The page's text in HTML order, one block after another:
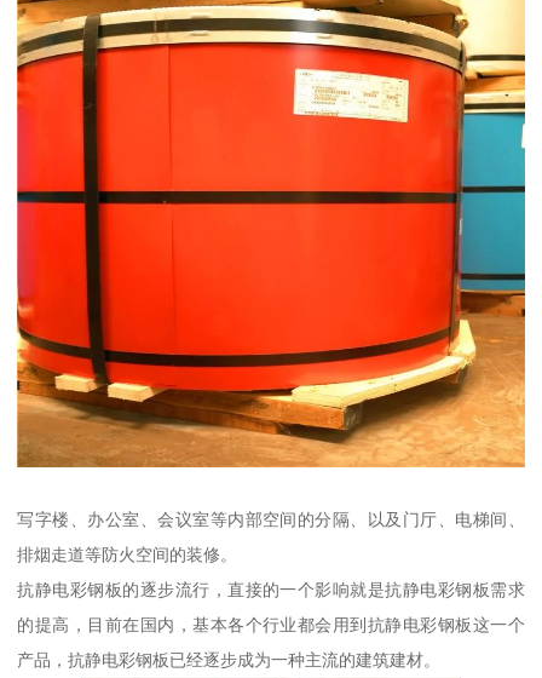
写字楼、办公室、会议室等内部空间的分隔、以及门厅、电梯间、
排烟走道等防火空间的装修。
抗静电彩钢板的逐步流行，直接的一个影响就是抗静电彩钢板需求
的提高，目前在国内，基本各个行业都会用到抗静电彩钢板这一个
产品，抗静电彩钢板已经逐步成为一种主流的建筑建材。